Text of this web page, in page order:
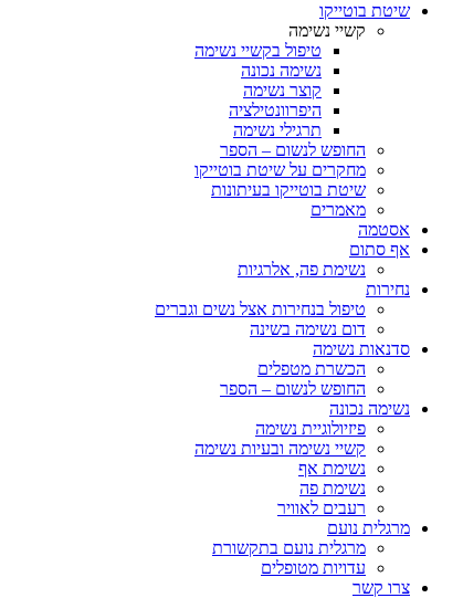
שיטת בוטייקו
קשיי נשימה
טיפול בקשיי נשימה
נשימה נכונה
קוצר נשימה
היפרוונטילציה
תרגילי נשימה
החופש לנשום – הספר
מחקרים על שיטת בוטייקו
שיטת בוטייקו בעיתונות
מאמרים
אסטמה
אף סתום
נשימת פה, אלרגיות
נחירות
טיפול בנחירות אצל נשים וגברים
דום נשימה בשינה
סדנאות נשימה
הכשרת מטפלים
החופש לנשום – הספר
נשימה נכונה
פיזיולוגיית נשימה
קשיי נשימה ובעיות נשימה
נשימת אף
נשימת פה
רעבים לאוויר
מרגלית נועם
מרגלית נועם בתקשורת
עדויות מטופלים
צרו קשר